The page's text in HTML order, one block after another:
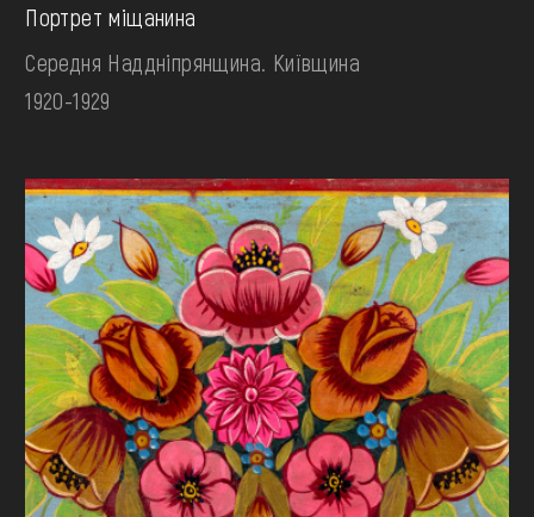
Портрет міщанина
Середня Наддніпрянщина. Київщина
1920-1929